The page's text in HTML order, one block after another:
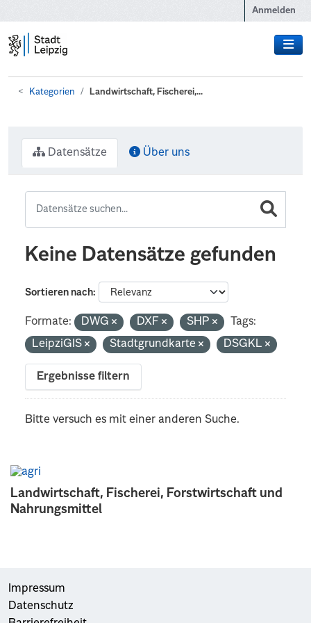
Anmelden
Kategorien Landwirtschaft, Fischerei,...
Landwirtschaft, Fischerei, Forstwirtschaft und
Nahrungsmittel
Datensätze Über uns
Keine Datensätze gefunden
Sortieren nach
Formate: DWG DXF SHP
Tags:
LeipziGIS
Stadtgrundkarte DSGKL
Ergebnisse filtern
Bitte versuch es mit einer anderen Suche.
Impressum
Datenschutz